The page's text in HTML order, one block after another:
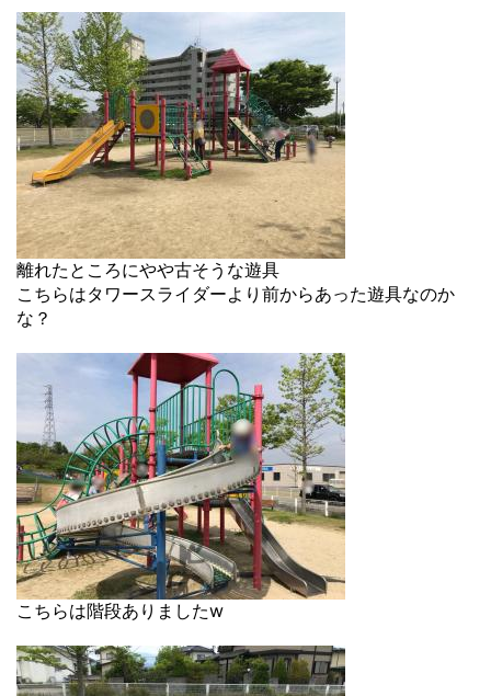
離れたところにやや古そうな遊具
こちらはタワースライダーより前からあった遊具なのか
な？
こちらは階段ありましたw